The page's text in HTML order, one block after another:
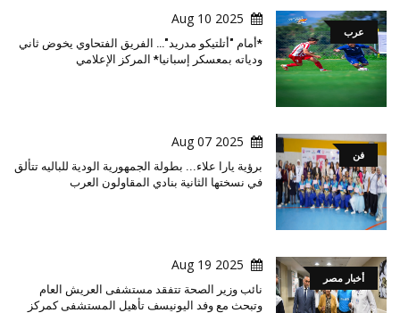
عرب
2025 Aug 10
*أمام "أتلتيكو مدريد"… الفريق الفتحاوي يخوض ثاني
ودياته بمعسكر إسبانيا* المركز الإعلامي
فن
2025 Aug 07
برؤية يارا علاء... بطولة الجمهورية الودية للباليه تتألق
في نسختها الثانية بنادي المقاولون العرب
أخبار مصر
2025 Aug 19
نائب وزير الصحة تتفقد مستشفى العريش العام
وتبحث مع وفد اليونيسف تأهيل المستشفى كمركز